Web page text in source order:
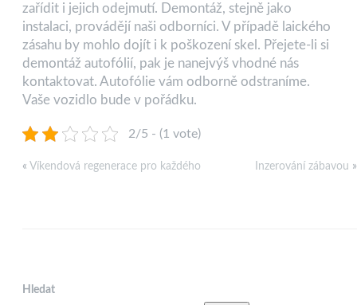
zařídit i jejich odejmutí. Demontáž, stejně jako
instalaci, provádějí naši odborníci. V případě laického
zásahu by mohlo dojít i k poškození skel. Přejete-li si
demontáž autofólií, pak je nanejvýš vhodné nás
kontaktovat. Autofólie vám odborně odstraníme.
Vaše vozidlo bude v pořádku.
2/5 - (1 vote)
« Víkendová regenerace pro každého Inzerování zábavou »
Hledat